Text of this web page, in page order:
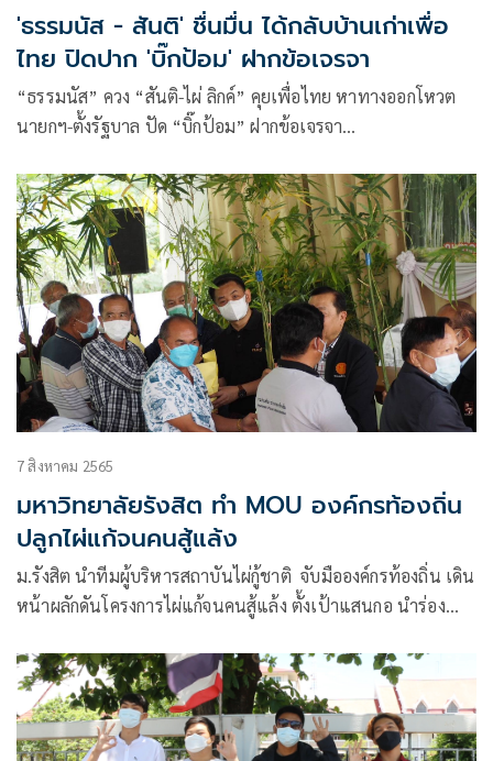
'ธรรมนัส - สันติ' ชื่นมื่น ได้กลับบ้านเก่าเพื่อ
ไทย ปิดปาก 'บิ๊กป้อม' ฝากข้อเจรจา
“ธรรมนัส” ควง “สันติ-ไผ่ ลิกค์” คุยเพื่อไทย หาทางออกโหวต
นายกฯ-ตั้งรัฐบาล ปัด “บิ๊กป้อม” ฝากข้อเจรจา
7 สิงหาคม 2565
มหาวิทยาลัยรังสิต ทำ MOU องค์กรท้องถิ่น
ปลูกไผ่แก้จนคนสู้แล้ง
ม.รังสิต นำทีมผู้บริหารสถาบันไผ่กู้ชาติ จับมือองค์กรท้องถิ่น เดิน
หน้าผลักดันโครงการไผ่แก้จนคนสู้แล้ง ตั้งเป้าแสนกอ นำร่อง